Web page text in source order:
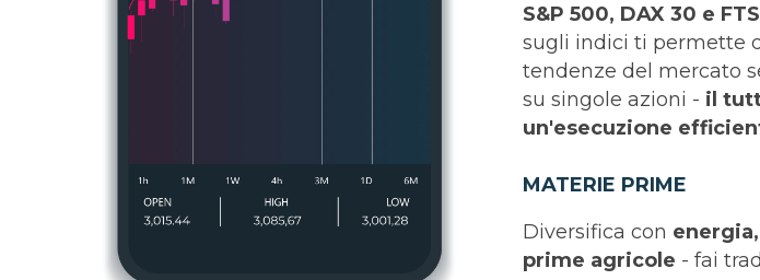
S&P 500, DAX 30 e
sugli indici ti permette
tendenze del mercato
su singole azioni - il
un'esecuzione
MATERIE PRIME
Diversifica con
prime agricole - fai